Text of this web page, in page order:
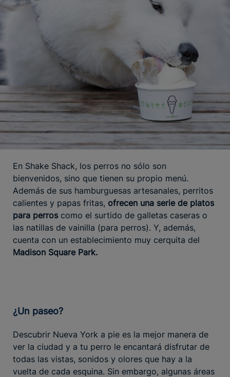
En Shake Shack, los perros no sólo son
bienvenidos, sino que tienen su propio menú.
Además de sus hamburguesas artesanales, perritos
calientes y papas fritas, ofrecen una serie de platos
para perros como el surtido de galletas caseras o
las natillas de vainilla (para perros). Y, además,
cuenta con un establecimiento muy cerquita del
Madison Square Park.
¿Un paseo?
Descubrir Nueva York a pie es la mejor manera de
ver la ciudad y a tu perro le encantará disfrutar de
todas las vistas, sonidos y olores que hay a la
vuelta de cada esquina. Sin embargo, algunas áreas